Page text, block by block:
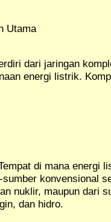
Utama
dari jaringan
energi listrik.
di mana energi
konvensional
nuklir, maupun dari
dan hidro.